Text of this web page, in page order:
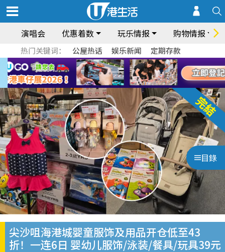
演唱会 优惠着数 玩乐情报 购物情报
热门关键词： 公屋热话 娱乐新闻 定期存款
目錄
尖沙咀海港城婴童服饰及用品开仓低至43
折！一连6日 婴幼儿服饰/泳装/餐具/玩具39元